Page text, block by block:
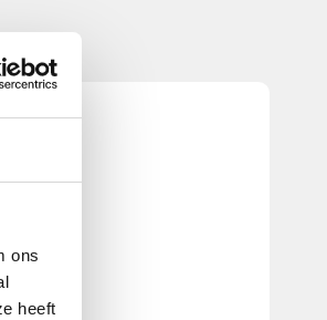
ons
heeft